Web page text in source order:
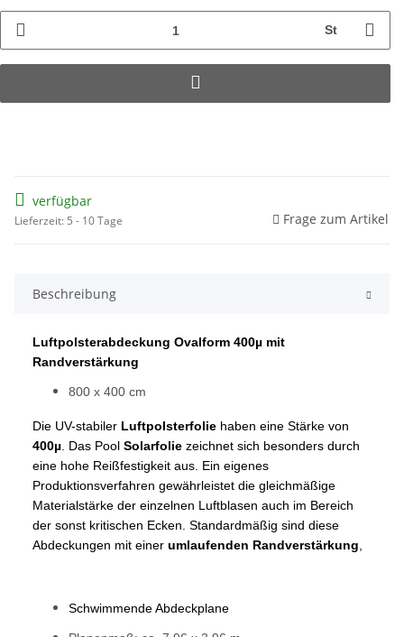
St
verfügbar
Lieferzeit: 5 - 10 Tage Frage zum Artikel
Beschreibung
Luftpolsterabdeckung Ovalform 400µ mit
Randverstärkung
800 x 400 cm
Die UV-stabiler Luftpolsterfolie haben eine Stärke von
400µ . Das Pool Solarfolie zeichnet sich besonders durch
eine hohe Reißfestigkeit aus. Ein eigenes
Produktionsverfahren gewährleistet die gleichmäßige
Materialstärke der einzelnen Luftblasen auch im Bereich
der sonst kritischen Ecken. Standardmäßig sind diese
Abdeckungen mit einer umlaufenden Randverstärkung
Schwimmende Abdeckplane